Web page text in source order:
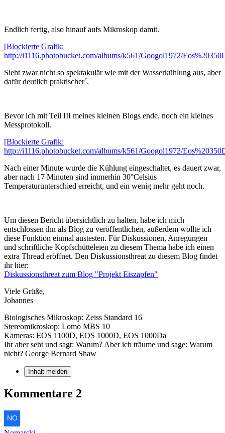
Endlich fertig, also hinauf aufs Mikroskop damit.
[Blockierte Grafik:
http://i1116.photobucket.com/albums/k561/Googol1972/
Sieht zwar nicht so spektakulär wie mit der Wasserkühlung aus, aber
dafür deutlich praktischer´.
Bevor ich mit Teil III meines kleinen Blogs ende, noch ein kleines
Messprotokoll.
[Blockierte Grafik:
http://i1116.photobucket.com/albums/k561/Googol1972/
Nach einer Minute wurde die Kühlung eingeschaltet, es dauert zwar,
aber nach 17 Minuten sind immerhin 30°Celsius
Temperaturunterschied erreicht, und ein wenig mehr geht noch.
Um diesen Bericht übersichtlich zu halten, habe ich mich
entschlossen ihn als Blog zu veröffentlichen, außerdem wollte ich
diese Funktion einmal austesten. Für Diskussionen, Anregungen
und schriftliche Kopfschütteleien zu diesem Thema habe ich einen
extra Thread eröffnet. Den Diskussionsthreat zu diesem Blog findet
ihr hier:
Diskussionsthreat zum Blog "Projekt Eiszapfen"
Viele Grüße,
Johannes
Biologisches Mikroskop: Zeiss Standard 16
Stereomikroskop: Lomo MBS 10
Kameras: EOS 1100D, EOS 1000D, EOS 1000Da
Ihr aber seht und sagt: Warum? Aber ich träume und sage: Warum
nicht? George Bernard Shaw
Inhalt melden
Kommentare 2